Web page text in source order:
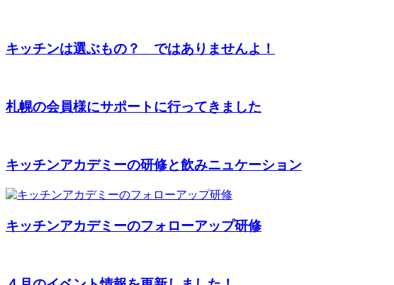
キッチンは選ぶもの？ ではありませんよ！
札幌の会員様にサポートに行ってきました
キッチンアカデミーの研修と飲みニュケーション
キッチンアカデミーのフォローアップ研修